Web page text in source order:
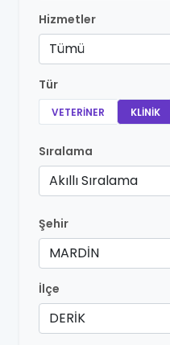
Hizmetler
Tümü
Tür
VETERINER KLINIK
Sıralama
Akıllı Sıralama
Şehir
MARDİN
İlçe
DERİK